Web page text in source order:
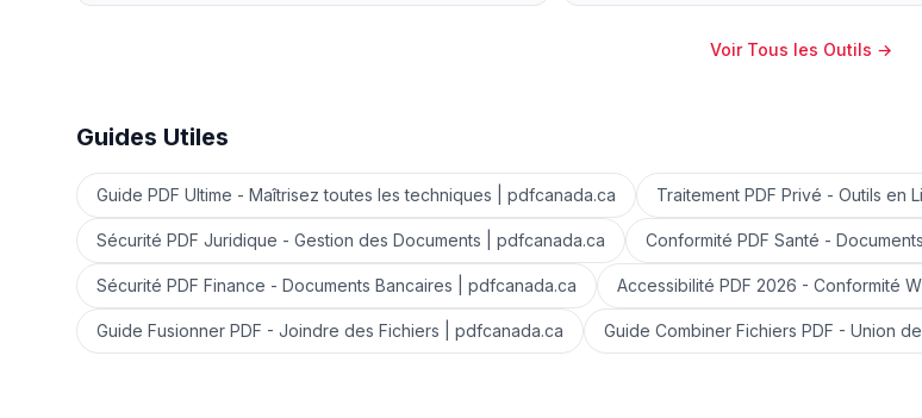
Voir Tous les Outils →
Guides Utiles
Guide PDF Ultime - Maîtrisez toutes les techniques | pdfcanada.ca Traitement PDF Privé - Outils en
Sécurité PDF Juridique - Gestion des Documents | pdfcanada.ca Conformité PDF Santé -
Sécurité PDF Finance - Documents Bancaires | pdfcanada.ca Accessibilité PDF 2026 - Conformité
Guide Fusionner PDF - Joindre des Fichiers | pdfcanada.ca Guide Combiner Fichiers PDF - Union